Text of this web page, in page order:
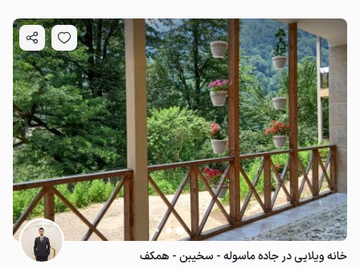
خانه ویلایی در جاده ماسوله - سخیبن - همکف